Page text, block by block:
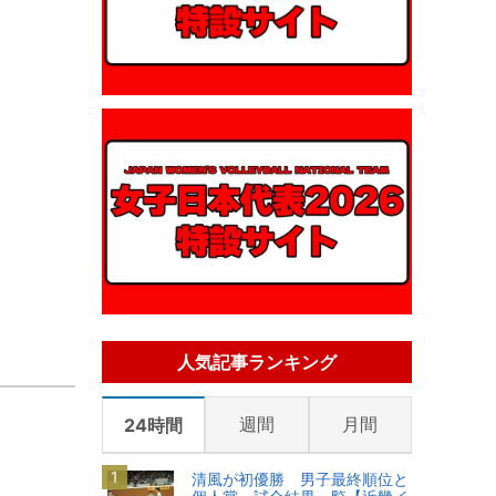
人気記事ランキング
24時間 週間 月間
清風が初優勝 男子最終順位と